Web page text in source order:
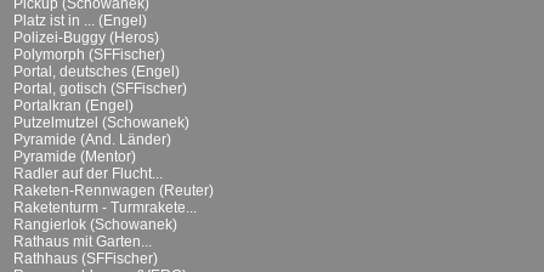
Pickup (Schowanek)
Platz ist in ... (Engel)
Polizei-Buggy (Heros)
Polymorph (SFFischer)
Portal, deutsches (Engel)
Portal, gotisch (SFFischer)
Portalkran (Engel)
Putzelmutzel (Schowanek)
Pyramide (And. Länder)
Pyramide (Mentor)
Radler auf der Flucht...
Raketen-Rennwagen (Reuter)
Raketenturm - Turmrakete...
Rangierlok (Schowanek)
Rathaus mit Garten...
Rathhaus (SFFischer)